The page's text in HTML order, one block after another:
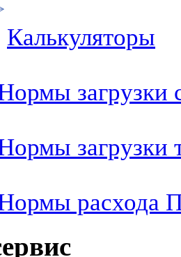
Калькуляторы
загрузки
расхода